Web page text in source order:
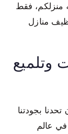
منزلكم، فقط
منازل
وتلميع
بجودتنا
في عالم